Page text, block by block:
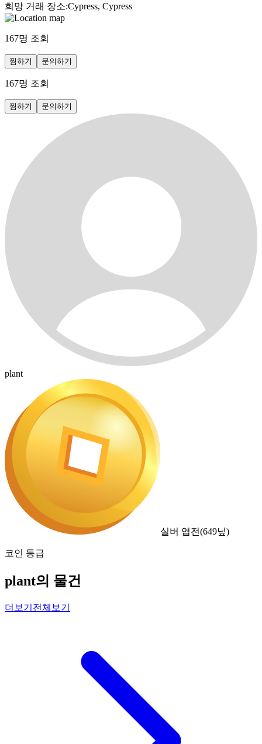
희망 거래 장소:Cypress, Cypress
167명 조회
찜하기 문의하기
167명 조회
찜하기 문의하기
plant
실버 엽전(649닢)
코인 등급
plant의 물건
더보기 전체보기